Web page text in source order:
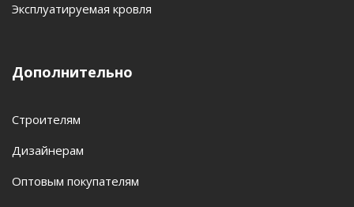
Эксплуатируемая кровля
Дополнительно
Строителям
Дизайнерам
Оптовым покупателям